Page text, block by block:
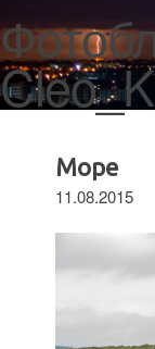
Море
11.08.2015